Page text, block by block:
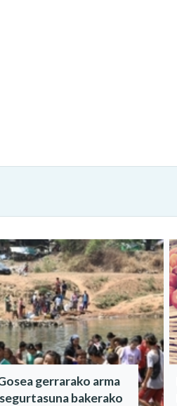
gerrarako arma
bakerako